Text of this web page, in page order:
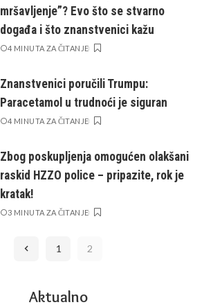
mršavljenje”? Evo što se stvarno
događa i što znanstvenici kažu
4 MINUTA ZA ČITANJE
Znanstvenici poručili Trumpu:
Paracetamol u trudnoći je siguran
4 MINUTA ZA ČITANJE
Zbog poskupljenja omogućen olakšani
raskid HZZO police – pripazite, rok je
kratak!
3 MINUTA ZA ČITANJE
1 2
Aktualno